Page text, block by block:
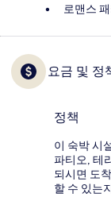
로맨스
요금 및 정
정책
이 숙박 시
파티오, 테
되시면 도
할 수 있는